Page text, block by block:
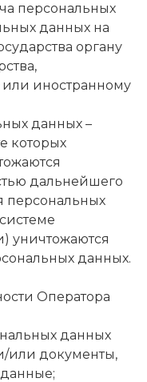
персональных
данных на
органу
иностранному
данных –
которых
дальнейшего
персональных
уничтожаются
данных.
Оператора
данных
или документы,